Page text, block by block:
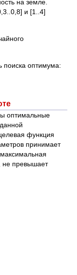
на земле.
и [1..4]
поиска оптимума:
оптимальные
функция
принимает
не превышает